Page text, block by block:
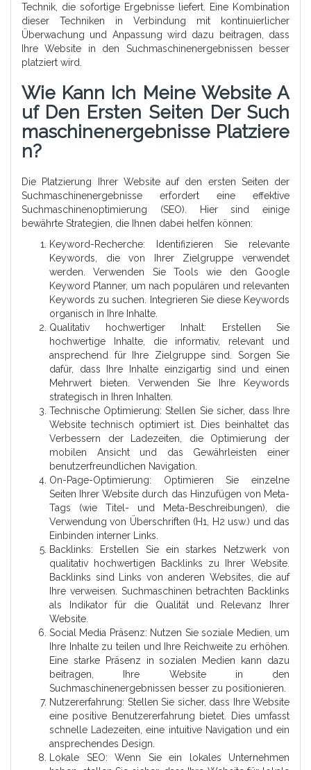
Technik, die sofortige Ergebnisse liefert. Eine Kombination
dieser Techniken in Verbindung mit kontinuierlicher
Überwachung und Anpassung wird dazu beitragen, dass
Ihre Website in den Suchmaschinenergebnissen besser
platziert wird.
Wie Kann Ich Meine Website A
Uf Den Ersten Seiten Der Such
Maschinenergebnisse Platziere
N?
Die Platzierung Ihrer Website auf den ersten Seiten der
Suchmaschinenergebnisse erfordert eine effektive
Suchmaschinenoptimierung (SEO). Hier sind einige
bewährte Strategien, die Ihnen dabei helfen können:
Keyword-Recherche: Identifizieren Sie relevante
Keywords, die von Ihrer Zielgruppe verwendet
werden. Verwenden Sie Tools wie den Google
Keyword Planner, um nach populären und relevanten
Keywords zu suchen. Integrieren Sie diese Keywords
organisch in Ihre Inhalte.
Qualitativ hochwertiger Inhalt: Erstellen Sie
hochwertige Inhalte, die informativ, relevant und
ansprechend für Ihre Zielgruppe sind. Sorgen Sie
dafür, dass Ihre Inhalte einzigartig sind und einen
Mehrwert bieten. Verwenden Sie Ihre Keywords
strategisch in Ihren Inhalten.
Technische Optimierung: Stellen Sie sicher, dass Ihre
Website technisch optimiert ist. Dies beinhaltet das
Verbessern der Ladezeiten, die Optimierung der
mobilen Ansicht und das Gewährleisten einer
benutzerfreundlichen Navigation.
On-Page-Optimierung: Optimieren Sie einzelne
Seiten Ihrer Website durch das Hinzufügen von Meta-
Tags (wie Titel- und Meta-Beschreibungen), die
Verwendung von Überschriften (H1, H2 usw.) und das
Einbinden interner Links.
Backlinks: Erstellen Sie ein starkes Netzwerk von
qualitativ hochwertigen Backlinks zu Ihrer Website.
Backlinks sind Links von anderen Websites, die auf
Ihre verweisen. Suchmaschinen betrachten Backlinks
als Indikator für die Qualität und Relevanz Ihrer
Website.
Social Media Präsenz: Nutzen Sie soziale Medien, um
Ihre Inhalte zu teilen und Ihre Reichweite zu erhöhen.
Eine starke Präsenz in sozialen Medien kann dazu
beitragen, Ihre Website in den
Suchmaschinenergebnissen besser zu positionieren.
Nutzererfahrung: Stellen Sie sicher, dass Ihre Website
eine positive Benutzererfahrung bietet. Dies umfasst
schnelle Ladezeiten, eine intuitive Navigation und ein
ansprechendes Design.
Lokale SEO: Wenn Sie ein lokales Unternehmen